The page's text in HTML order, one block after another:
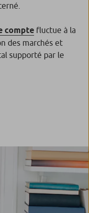
compte fluctue à la
des marchés et
supporté par le